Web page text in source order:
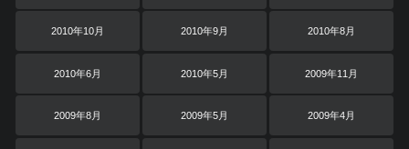
2010年10月 2010年9月 2010年8月
2010年6月 2010年5月 2009年11月
2009年8月 2009年5月 2009年4月